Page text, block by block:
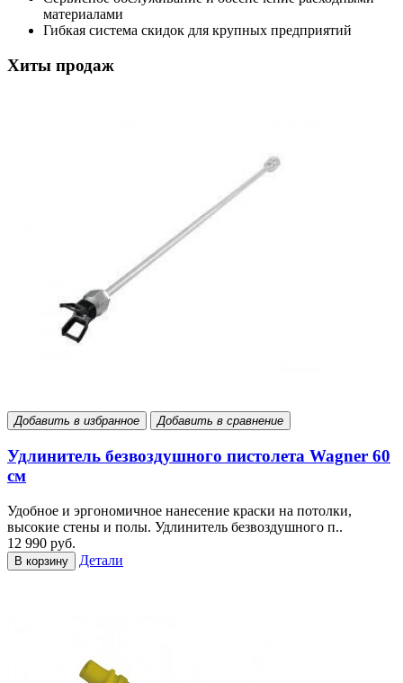
материалами
Гибкая система скидок для крупных предприятий
Хиты продаж
Добавить в избранное Добавить в сравнение
Удлинитель безвоздушного пистолета Wagner 60
см
Удобное и эргономичное нанесение краски на потолки,
высокие стены и полы. Удлинитель безвоздушного п..
12 990 руб.
В корзину Детали